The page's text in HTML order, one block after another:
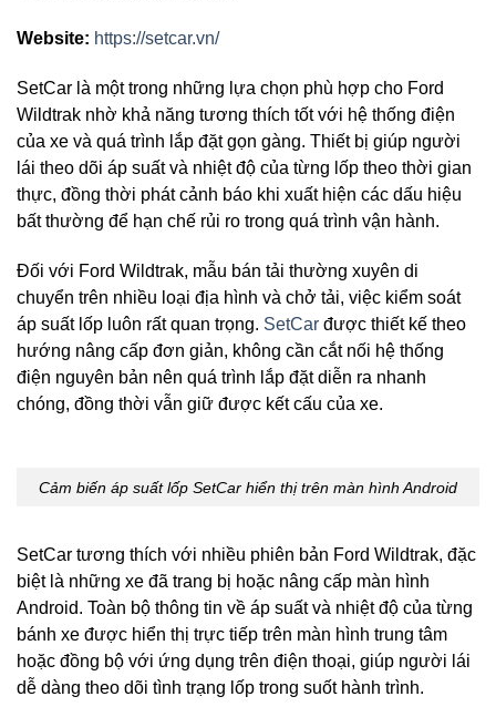
Website: https://setcar.vn/
SetCar là một trong những lựa chọn phù hợp cho Ford
Wildtrak nhờ khả năng tương thích tốt với hệ thống điện
của xe và quá trình lắp đặt gọn gàng. Thiết bị giúp người
lái theo dõi áp suất và nhiệt độ của từng lốp theo thời gian
thực, đồng thời phát cảnh báo khi xuất hiện các dấu hiệu
bất thường để hạn chế rủi ro trong quá trình vận hành.
Đối với Ford Wildtrak, mẫu bán tải thường xuyên di
chuyển trên nhiều loại địa hình và chở tải, việc kiểm soát
áp suất lốp luôn rất quan trọng. SetCar được thiết kế theo
hướng nâng cấp đơn giản, không cần cắt nối hệ thống
điện nguyên bản nên quá trình lắp đặt diễn ra nhanh
chóng, đồng thời vẫn giữ được kết cấu của xe.
Cảm biến áp suất lốp SetCar hiển thị trên màn hình Android
SetCar tương thích với nhiều phiên bản Ford Wildtrak, đặc
biệt là những xe đã trang bị hoặc nâng cấp màn hình
Android. Toàn bộ thông tin về áp suất và nhiệt độ của từng
bánh xe được hiển thị trực tiếp trên màn hình trung tâm
hoặc đồng bộ với ứng dụng trên điện thoại, giúp người lái
dễ dàng theo dõi tình trạng lốp trong suốt hành trình.